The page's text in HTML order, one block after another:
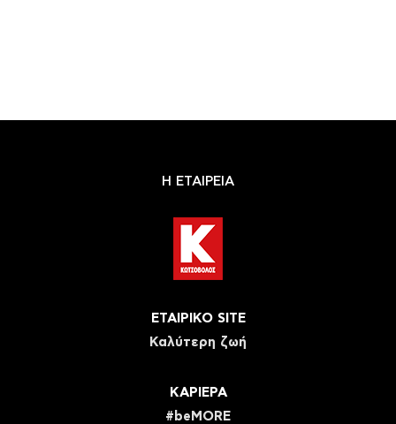
Η ΕΤΑΙΡΕΙΑ
ΕΤΑΙΡΙΚΟ SITE
Καλύτερη ζωή
ΚΑΡΙΕΡΑ
#beMORE